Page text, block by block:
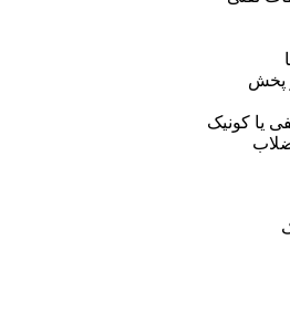
پخش
یا کونیک